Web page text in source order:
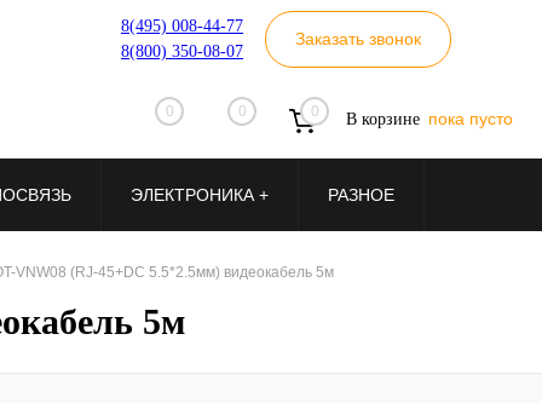
8(495) 008-44-77
8(800) 350-08-07
Заказать звонок
0 0 0 В корзине пока пусто
ЭЛЕКТРОНИКА + РАЗНОЕ
VNW08 (RJ-45+DC 5.5*2.5мм) видеокабель 5м
5м